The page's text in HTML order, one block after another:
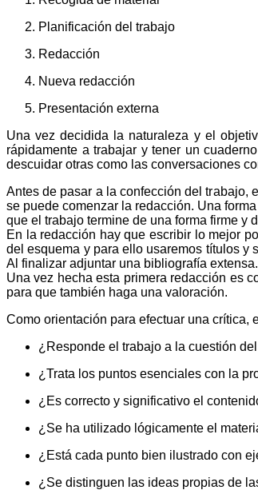
Planificación del trabajo
Redacción
Nueva redacción
Presentación externa
Una vez decidida la naturaleza y el
rápidamente a trabajar y tener un
descuidar otras como las conversaciones
Antes de pasar a la confección del trabajo,
se puede comenzar la redacción. Una
que el trabajo termine de una forma firme y
En la redacción hay que escribir lo mejor
del esquema y para ello usaremos títulos y
Al finalizar adjuntar una bibliografía extensa.
Una vez hecha esta primera redacción es
para que también haga una valoración.
Como orientación para efectuar una crítica,
¿Responde el trabajo a la cuestión
¿Trata los puntos esenciales con la
¿Es correcto y significativo el
¿Se ha utilizado lógicamente el
¿Está cada punto bien ilustrado con
¿Se distinguen las ideas propias de